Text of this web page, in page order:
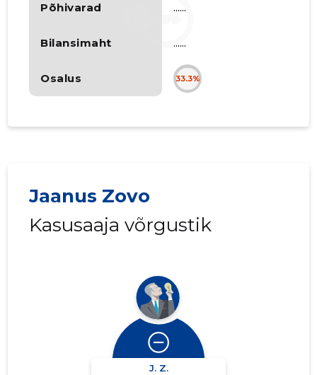
Põhivarad
Bilansimaht
Osalus
......
......
33.3%
Jaanus Zovo
Kasusaaja võrgustik